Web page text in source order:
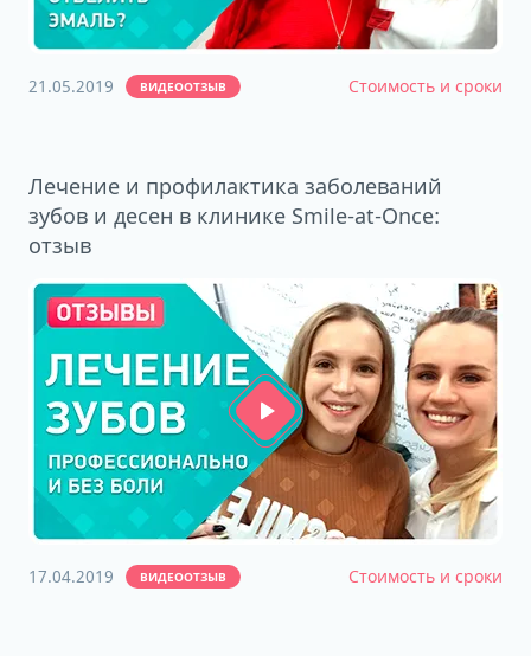
21.05.2019 ВИДЕООТЗЫВ Стоимость и сроки
Лечение и профилактика заболеваний
зубов и десен в клинике Smile-at-Once:
отзыв
17.04.2019 ВИДЕООТЗЫВ Стоимость и сроки